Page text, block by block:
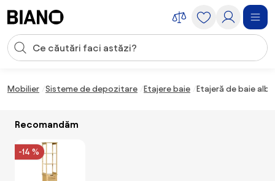
Introducerea căutării
Mobilier Sisteme de depozitare Etajere baie Etajeră de baie
Recomandăm
-14 %